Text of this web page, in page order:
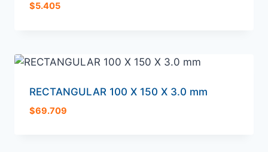
$5.405
RECTANGULAR 100 X 150 X 3.0 mm
$69.709